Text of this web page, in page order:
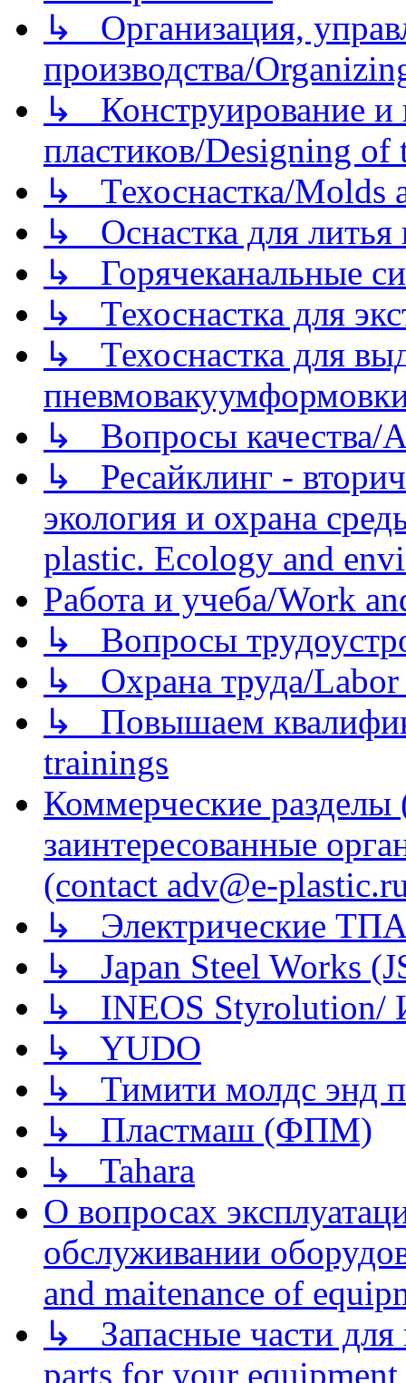
↳ Организация,
производства/
↳ Конструирование и
пластиков/Designing of
↳ Техоснастка/Molds
↳ Оснастка для литья
↳ Горячеканальные
↳ Техоснастка для
↳ Техоснастка для
↳ Вопросы качества/
↳ Ресайклинг -
экология и охрана
plastic. Ecology and
Работа и учеба/Work
↳ Вопросы
↳ Охрана труда/Labor
↳ Повышаем
trainings
Коммерческие
заинтересованные
(contact adv@e-
↳ Электрические
↳ Japan Steel Works
↳ INEOS
↳ YUDO
↳ Тимити молдс энд
↳ Пластмаш (ФПМ)
↳ Tahara
О вопросах
обслуживании
and maitenance of
↳ Запасные части для
parts for your equipment